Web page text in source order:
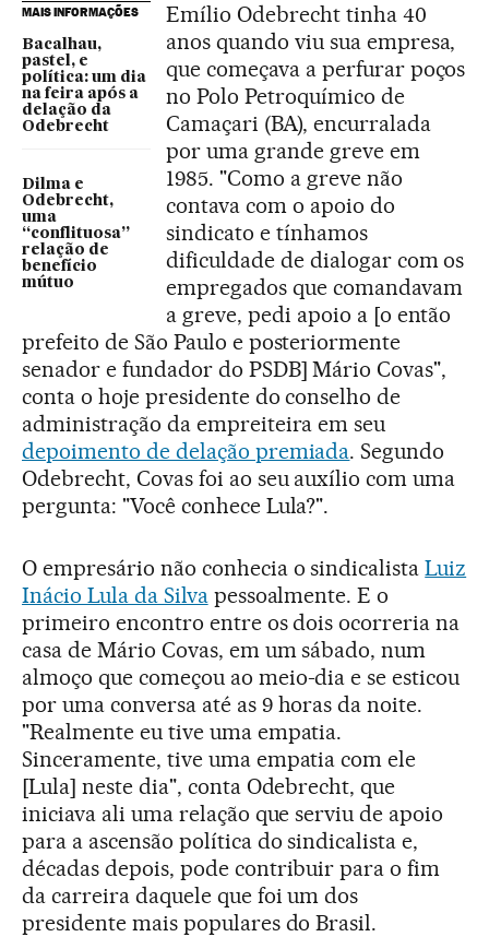
MAIS INFORMAÇÕES
Bacalhau,
pastel, e
política: um dia
na feira após a
delação da
Odebrecht
Dilma e
Odebrecht,
uma
“conflituosa”
relação de
benefício
mútuo
Emílio Odebrecht tinha 40
anos quando viu sua empresa,
que começava a perfurar poços
no Polo Petroquímico de
Camaçari (BA), encurralada
por uma grande greve em
1985. "Como a greve não
contava com o apoio do
sindicato e tínhamos
dificuldade de dialogar com os
empregados que comandavam
a greve, pedi apoio a [o então
prefeito de São Paulo e posteriormente
senador e fundador do PSDB] Mário Covas",
conta o hoje presidente do conselho de
administração da empreiteira em seu
depoimento de delação premiada. Segundo
Odebrecht, Covas foi ao seu auxílio com uma
pergunta: "Você conhece Lula?".
O empresário não conhecia o sindicalistaLuiz
Inácio Lula da Silvapessoalmente. E o
primeiro encontro entre os dois ocorreria na
casa de Mário Covas, em um sábado, num
almoço que começou ao meio-dia e se esticou
por uma conversa até as 9 horas da noite.
"Realmente eu tive uma empatia.
Sinceramente, tive uma empatia com ele
[Lula] neste dia", conta Odebrecht, que
iniciava ali uma relação que serviu de apoio
para a ascensão política do sindicalista e,
décadas depois, pode contribuir para o fim
da carreira daquele que foi um dos
presidente mais populares do Brasil.